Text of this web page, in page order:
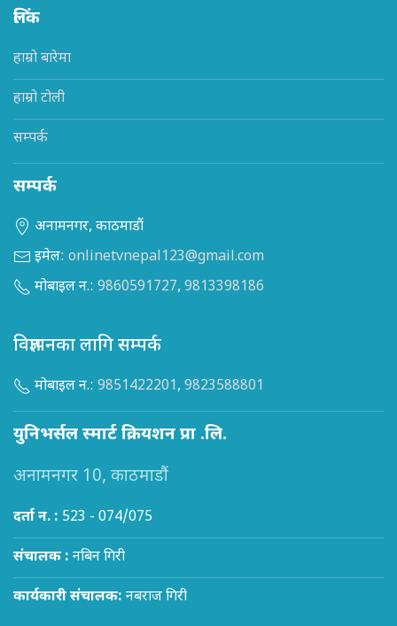
लिंक
हाम्रो बारेमा
हाम्रो टोली
सम्पर्क
सम्पर्क
अनामनगर, काठमाडौं
इमेल: onlinetvnepal123@gmail.com
मोबाइल न.: 9860591727, 9813398186
विज्ञापनका लागि सम्पर्क
मोबाइल न.: 9851422201, 9823588801
युनिभर्सल स्मार्ट क्रियशन प्रा .लि.
अनामनगर 10, काठमाडौं
दर्ता न. : 523 - 074/075
संचालक : नबिन गिरी
कार्यकारी संचालक: नबराज गिरी